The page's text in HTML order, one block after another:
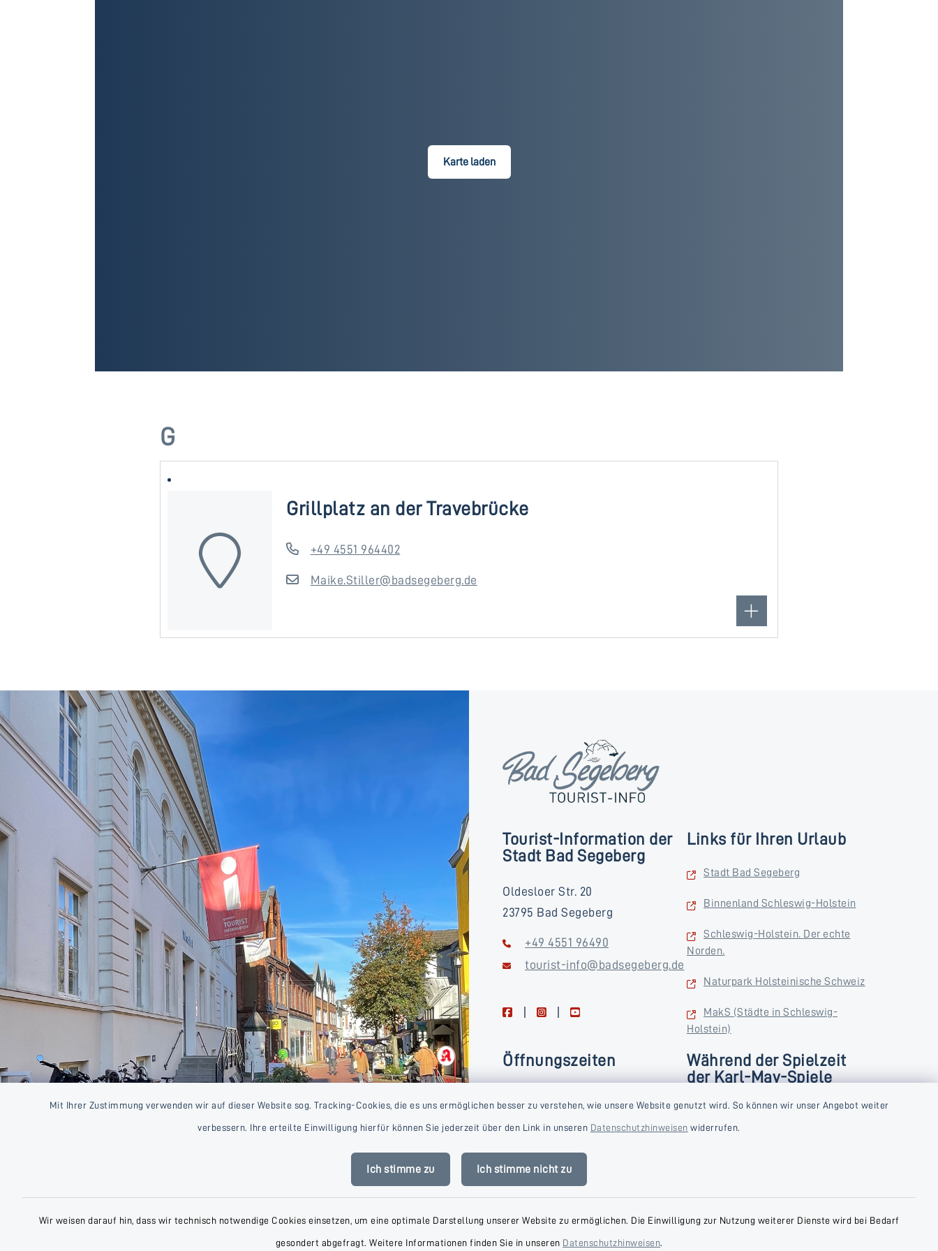
Mit Ihrer Zustimmung verwenden wir auf dieser Website sog. Tracking-Cookies, die es uns ermöglichen besser zu verstehen, wie unsere Website genutzt wird. So können wir unser Angebot weiter
verbessern. Ihre erteilte Einwilligung hierfür können Sie jederzeit über den Link in unseren Datenschutzhinweisen widerrufen.
Ich stimme zu Ich stimme nicht zu
Wir weisen darauf hin, dass wir technisch notwendige Cookies einsetzen, um eine optimale Darstellung unserer Website zu ermöglichen. Die Einwilligung zur Nutzung weiterer Dienste wird bei Bedarf
gesondert abgefragt. Weitere Informationen finden Sie in unseren Datenschutzhinweisen.
Karte laden
G
Grillplatz an der Travebrücke
+49 4551 964402
Maike.Stiller@badsegeberg.de
Tourist-Information der
Stadt Bad Segeberg
Oldesloer Str. 20
23795 Bad Segeberg
+49 4551 96490
tourist-info@badsegeberg.de
facebookinstagramyoutube
Links für Ihren Urlaub
Stadt Bad Segeberg
Binnenland Schleswig-Holstein
Schleswig-Holstein. Der echte
Norden.
Naturpark Holsteinische Schweiz
MakS (Städte in Schleswig-
Holstein)
Öffnungszeiten
Freitag
09:00-16:00 Uhr
Mittwoch
09:00-14:00 Uhr
Während der Spielzeit
der Karl-May-Spiele
Donnerstag und Freitag